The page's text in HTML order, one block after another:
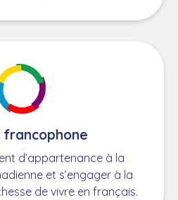
francophone
d’appartenance à la
et s’engager à la
de vivre en français.